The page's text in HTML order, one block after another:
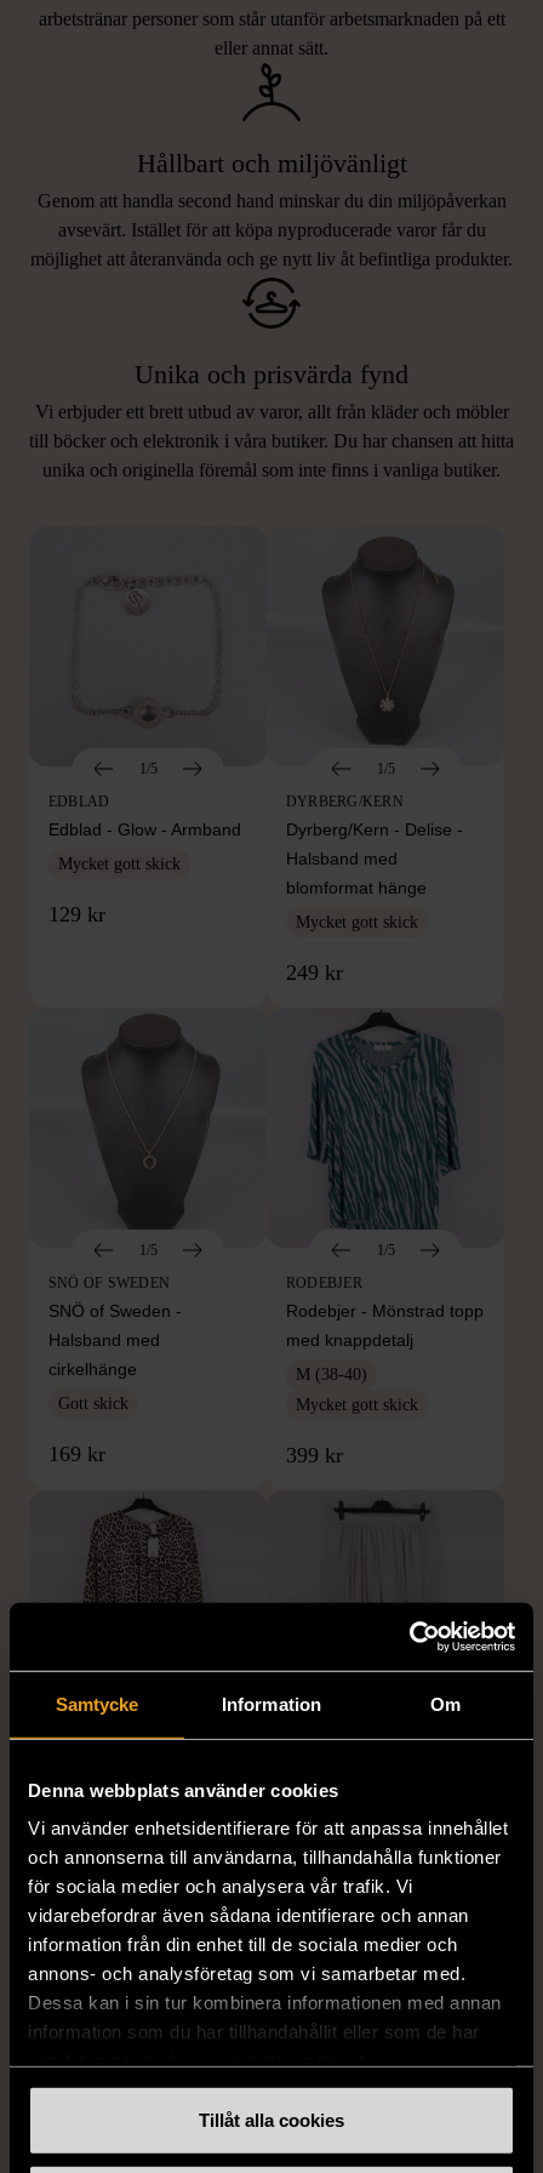
Samtycke Information Om
Denna webbplats använder cookies
Vi använder enhetsidentifierare för att anpassa innehållet
och annonserna till användarna, tillhandahålla funktioner
för sociala medier och analysera vår trafik. Vi
vidarebefordrar även sådana identifierare och annan
information från din enhet till de sociala medier och
annons- och analysföretag som vi samarbetar med.
Dessa kan i sin tur kombinera informationen med annan
information som du har tillhandahållit eller som de har
Tillåt alla cookies
arbetstränar personer som står utanför arbetsmarknaden på ett
eller annat sätt.
Hållbart och miljövänligt
Genom att handla second hand minskar du din miljöpåverkan
avsevärt. Istället för att köpa nyproducerade varor får du
möjlighet att återanvända och ge nytt liv åt befintliga produkter.
Unika och prisvärda fynd
Vi erbjuder ett brett utbud av varor, allt från kläder och möbler
till böcker och elektronik i våra butiker. Du har chansen att hitta
unika och originella föremål som inte finns i vanliga butiker.
LIKNANDE PRODUKTER
Hitta produkter som påminner om denna
1/5
EDBLAD
Edblad - Glow - Armband
Mycket gott skick
129 kr
1/5
DYRBERG/KERN
Dyrberg/Kern - Delise -
Halsband med
blomformat hänge
Mycket gott skick
249 kr
1/5
SNÖ OF SWEDEN
SNÖ of Sweden -
Halsband med
cirkelhänge
Gott skick
169 kr
1/5
RODEBJER
Rodebjer - Mönstrad topp
med knappdetalj
M (38-40)
Mycket gott skick
399 kr
H&M - Leopardmönstrad
volangklänning
XS (32-34) Nytt skick
99 kr
H&M - Plisserad midikjol
med resårmidja -
Salviagrön
M (38-40) Gott skick
129 kr